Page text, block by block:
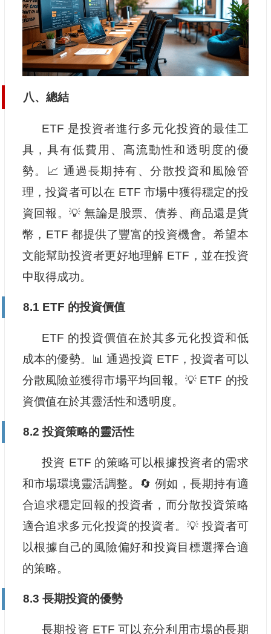
八、總結
ETF 是投資者進行多元化投資的最佳工
具，具有低費用、高流動性和透明度的優
勢。📈 通過長期持有、分散投資和風險管
理，投資者可以在 ETF 市場中獲得穩定的投
資回報。💡 無論是股票、債券、商品還是貨
幣，ETF 都提供了豐富的投資機會。希望本
文能幫助投資者更好地理解 ETF，並在投資
中取得成功。
8.1 ETF 的投資價值
ETF 的投資價值在於其多元化投資和低
成本的優勢。📊 通過投資 ETF，投資者可以
分散風險並獲得市場平均回報。💡 ETF 的投
資價值在於其靈活性和透明度。
8.2 投資策略的靈活性
投資 ETF 的策略可以根據投資者的需求
和市場環境靈活調整。🔄 例如，長期持有適
合追求穩定回報的投資者，而分散投資策略
適合追求多元化投資的投資者。💡 投資者可
以根據自己的風險偏好和投資目標選擇合適
的策略。
8.3 長期投資的優勢
長期投資 ETF 可以充分利用市場的長期